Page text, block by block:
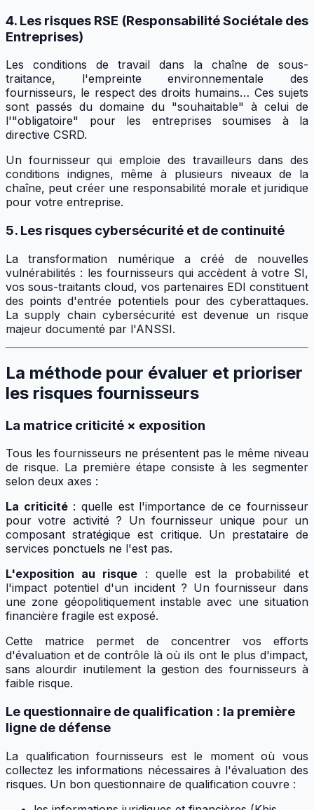
4. Les risques RSE (Responsabilité Sociétale des
Entreprises)
Les conditions de travail dans la chaîne de sous-
traitance, l'empreinte environnementale des
fournisseurs, le respect des droits humains… Ces sujets
sont passés du domaine du "souhaitable" à celui de
l'"obligatoire" pour les entreprises soumises à la
directive CSRD.
Un fournisseur qui emploie des travailleurs dans des
conditions indignes, même à plusieurs niveaux de la
chaîne, peut créer une responsabilité morale et juridique
pour votre entreprise.
5. Les risques cybersécurité et de continuité
La transformation numérique a créé de nouvelles
vulnérabilités : les fournisseurs qui accèdent à votre SI,
vos sous-traitants cloud, vos partenaires EDI constituent
des points d'entrée potentiels pour des cyberattaques.
La supply chain cybersécurité est devenue un risque
majeur documenté par l'ANSSI.
La méthode pour évaluer et prioriser
les risques fournisseurs
La matrice criticité × exposition
Tous les fournisseurs ne présentent pas le même niveau
de risque. La première étape consiste à les segmenter
selon deux axes :
La criticité: quelle est l'importance de ce fournisseur
pour votre activité ? Un fournisseur unique pour un
composant stratégique est critique. Un prestataire de
services ponctuels ne l'est pas.
L'exposition au risque : quelle est la probabilité et
l'impact potentiel d'un incident ? Un fournisseur dans
une zone géopolitiquement instable avec une situation
financière fragile est exposé.
Cette matrice permet de concentrer vos efforts
d'évaluation et de contrôle là où ils ont le plus d'impact,
sans alourdir inutilement la gestion des fournisseurs à
faible risque.
Le questionnaire de qualification : la première
ligne de défense
La qualification fournisseurs est le moment où vous
collectez les informations nécessaires à l'évaluation des
risques. Un bon questionnaire de qualification couvre :